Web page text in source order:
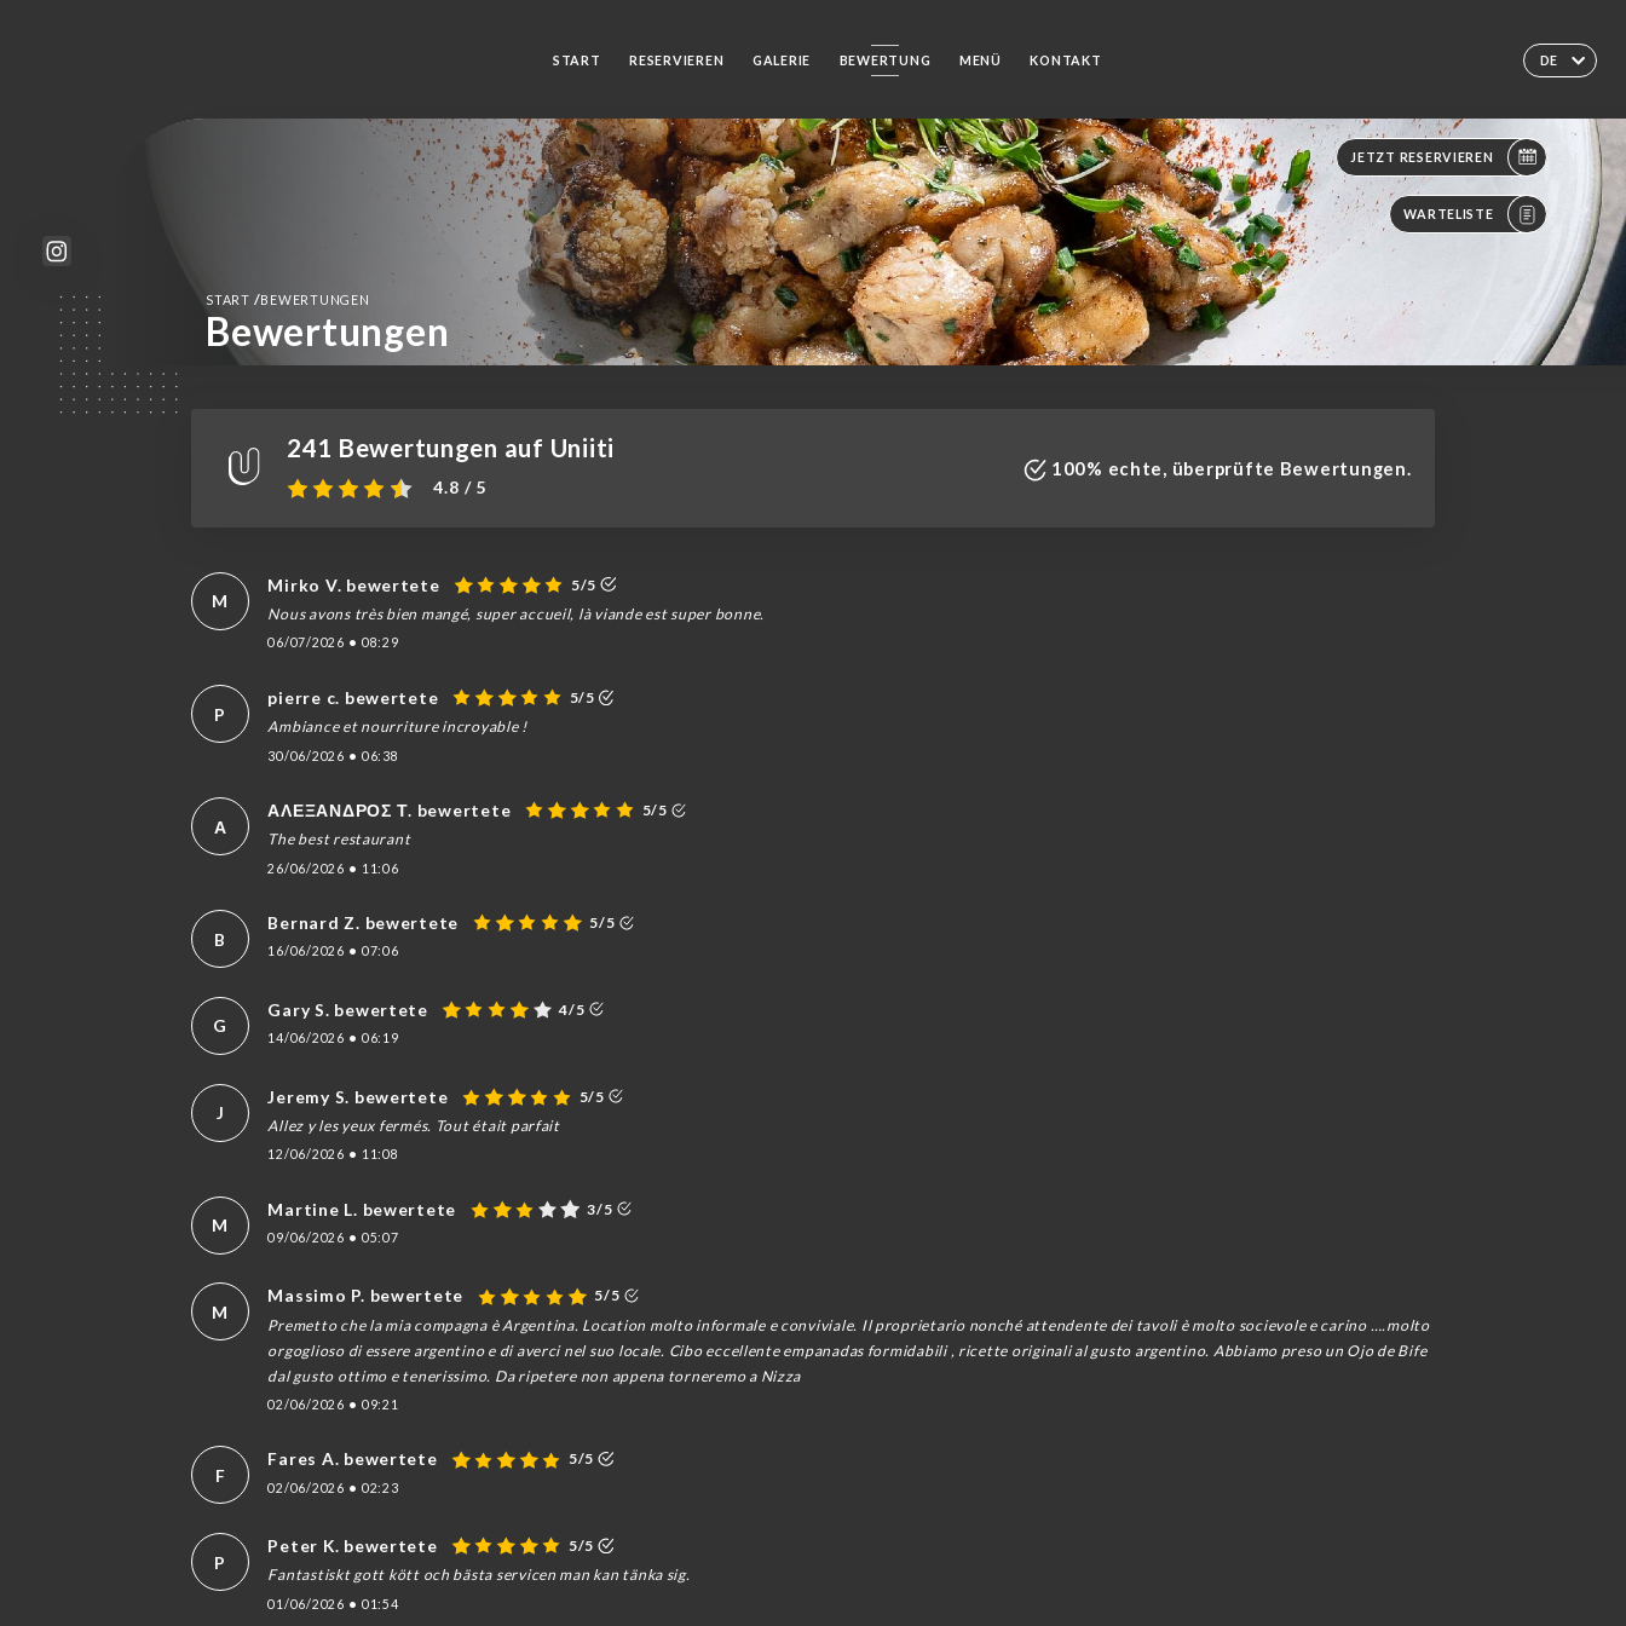
DE
START RESERVIEREN GALERIE BEWERTUNG MENÜ KONTAKT
JETZT RESERVIEREN
WARTELISTE
START /BEWERTUNGEN
Bewertungen
241 Bewertungen auf Uniiti
4.8 / 5
100% echte, überprüfte Bewertungen.
M
Mirko V. bewertete
5/5
Nous avons très bien mangé, super accueil, là viande est super bonne.
06/07/2026 • 08:29
P
pierre c. bewertete
5/5
Ambiance et nourriture incroyable !
30/06/2026 • 06:38
Α
ΑΛΕΞΑΝΔΡΟΣ Τ. bewertete
5/5
The best restaurant
26/06/2026 • 11:06
B
Bernard Z. bewertete 5/5
16/06/2026 • 07:06
G
Gary S. bewertete 4/5
14/06/2026 • 06:19
J
Jeremy S. bewertete
5/5
Allez y les yeux fermés. Tout était parfait
12/06/2026 • 11:08
M
Martine L. bewertete 3/5
09/06/2026 • 05:07
M
Massimo P. bewertete
5/5
Premetto che la mia compagna è Argentina. Location molto informale e conviviale. Il proprietario nonché attendente dei tavoli è molto socievole e carino ….molto
orgoglioso di essere argentino e di averci nel suo locale. Cibo eccellente empanadas formidabili , ricette originali al gusto argentino. Abbiamo preso un Ojo de Bife
dal gusto ottimo e tenerissimo. Da ripetere non appena torneremo a Nizza
02/06/2026 • 09:21
F
Fares A. bewertete 5/5
02/06/2026 • 02:23
P
Peter K. bewertete
5/5
Fantastiskt gott kött och bästa servicen man kan tänka sig.
01/06/2026 • 01:54